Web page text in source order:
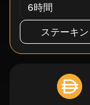
6時間
ステーキ